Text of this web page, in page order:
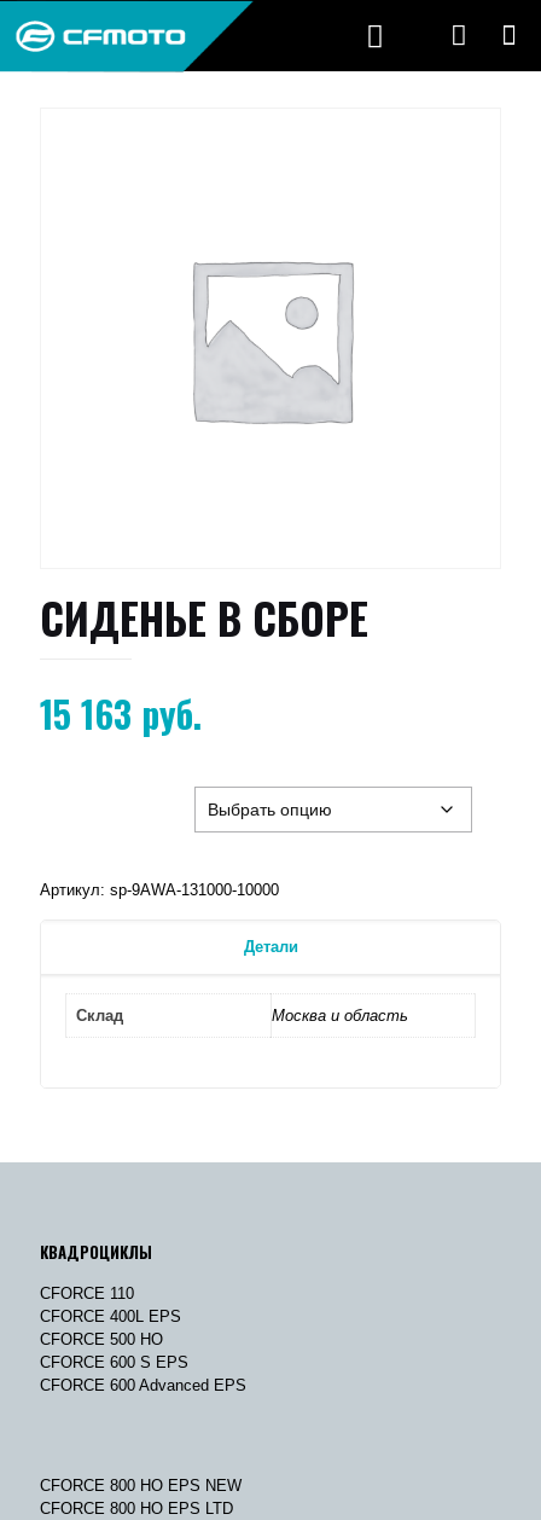
СИДЕНЬЕ В СБОРЕ
15 163 руб.
Артикул: sp-9AWA-131000-10000
Детали
Склад Москва и область
КВАДРОЦИКЛЫ
CFORCE 110
CFORCE 400L EPS
CFORCE 500 HO
CFORCE 600 S EPS
CFORCE 600 Advanced EPS
CFORCE 800 HO EPS NEW
CFORCE 800 HO EPS LTD